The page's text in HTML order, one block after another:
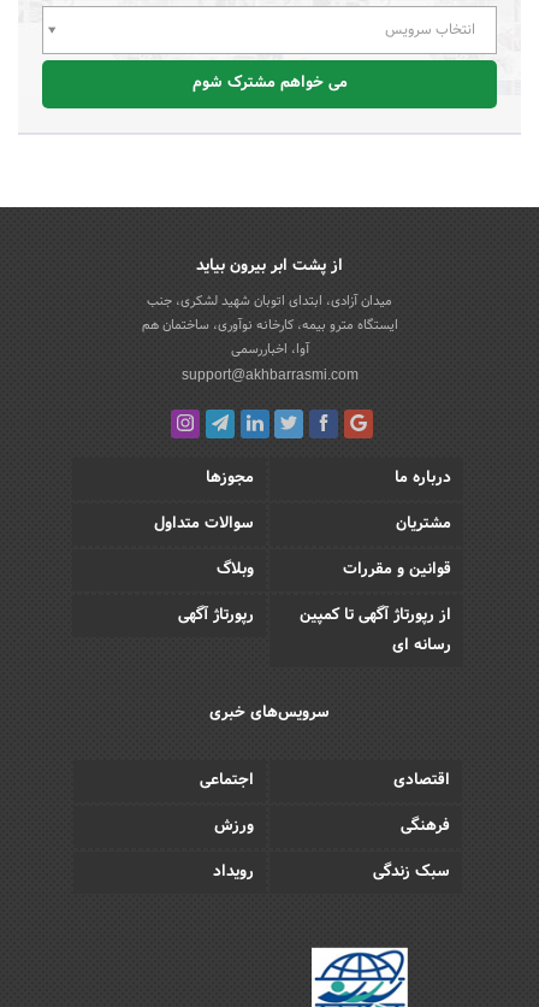
انتخاب سرویس
می خواهم مشترک شوم
از پشت ابر بیرون بیاید
میدان آزادی، ابتدای اتوبان شهید لشکری، جنب
ایستگاه مترو بیمه، کارخانه نوآوری، ساختمان هم
آوا، اخباررسمی
support@akhbarrasmi.com
درباره ما
مجوزها
مشتریان
سوالات متداول
قوانین و مقررات
وبلاگ
از رپورتاژ آگهی تا کمپین
رسانه ای
رپورتاژ آگهی
سرویس‌های خبری
اقتصادی
اجتماعی
فرهنگی
ورزش
سبک زندگی
رویداد